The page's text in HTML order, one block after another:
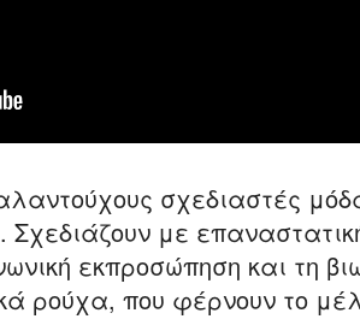
σχεδιαστές
με
εκπροσώπηση και τη
ρούχα, που φέρνουν το